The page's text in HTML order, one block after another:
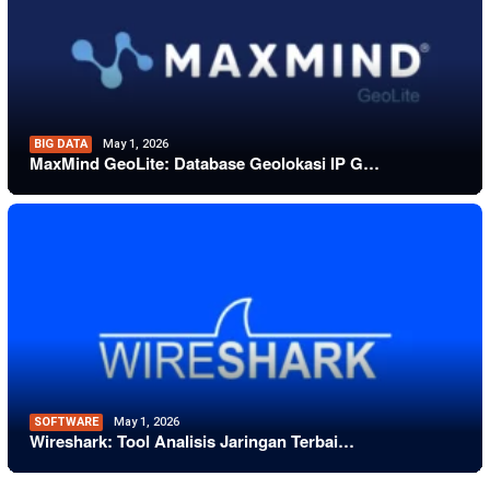
BIG DATA May 1, 2026
MaxMind GeoLite: Database Geolokasi IP G…
SOFTWARE May 1, 2026
Wireshark: Tool Analisis Jaringan Terbai…